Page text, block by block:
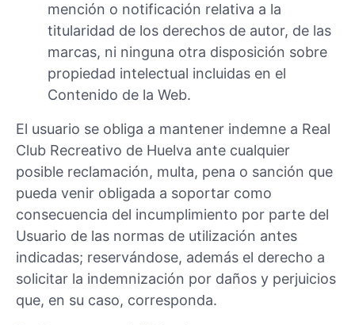
mención o notificación relativa a la
titularidad de los derechos de autor, de las
marcas, ni ninguna otra disposición sobre
propiedad intelectual incluidas en el
Contenido de la Web.
El usuario se obliga a mantener indemne a Real
Club Recreativo de Huelva ante cualquier
posible reclamación, multa, pena o sanción que
pueda venir obligada a soportar como
consecuencia del incumplimiento por parte del
Usuario de las normas de utilización antes
indicadas; reservándose, además el derecho a
solicitar la indemnización por daños y perjuicios
que, en su caso, corresponda.